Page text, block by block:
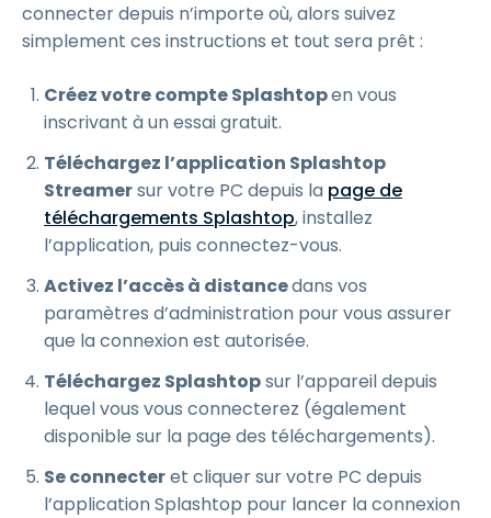
connecter depuis n’importe où, alors suivez
simplement ces instructions et tout sera prêt :
Créez votre compte Splashtopen vous
inscrivant à un essai gratuit.
Téléchargez l’application Splashtop
Streamersur votre PC depuis la page de
téléchargements Splashtop, installez
l’application, puis connectez-vous.
Activez l’accès à distancedans vos
paramètres d’administration pour vous assurer
que la connexion est autorisée.
Téléchargez Splashtopsur l’appareil depuis
lequel vous vous connecterez (également
disponible sur la page des téléchargements).
Se connecteret cliquer sur votre PC depuis
l’application Splashtop pour lancer la connexion